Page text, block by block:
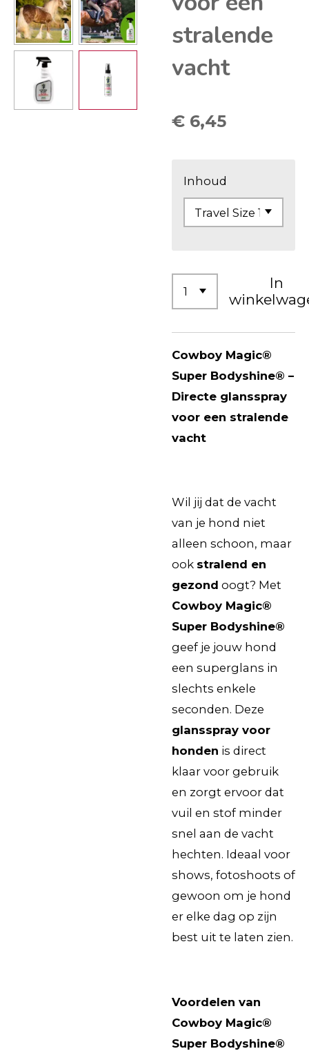
stralende
vacht
€ 6,45
Inhoud
In
Cowboy Magic®
Super Bodyshine® –
Directe glansspray
voor een stralende
vacht
Wil jij dat de vacht
van je hond niet
alleen schoon, maar
ook stralend en
gezond oogt? Met
Cowboy Magic®
Super Bodyshine®
geef je jouw hond
een superglans in
slechts enkele
seconden. Deze
glansspray voor
honden is direct
klaar voor gebruik
en zorgt ervoor dat
vuil en stof minder
snel aan de vacht
hechten. Ideaal voor
shows, fotoshoots of
gewoon om je hond
er elke dag op zijn
best uit te laten zien.
Voordelen van
Cowboy Magic®
Super Bodyshine®